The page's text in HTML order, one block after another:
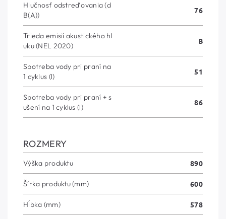
Hlučnosť odstreďovania (d
B(A))
76
Trieda emisií akustického hl
uku (NEL 2020)
B
Spotreba vody pri praní na
1 cyklus (l)
51
Spotreba vody pri praní + s
ušení na 1 cyklus (l)
86
ROZMERY
Výška produktu 890
Šírka produktu (mm) 600
Hĺbka (mm) 578